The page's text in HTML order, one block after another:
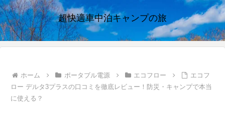
超快適車中泊キャンプの旅
ホーム ポータブル電源 エコフロー
エコフ
ロー デルタ3プラスの口コミを徹底レビュー！防災・キャンプで本当
に使える？